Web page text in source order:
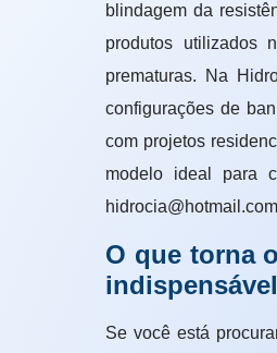
blindagem da
produtos utilizados
prematuras. Na
configurações de
com projetos
modelo ideal para
O que torna
Se você está